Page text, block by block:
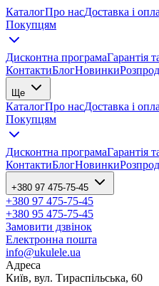
КаталогПро насДоставка і
Покупцям
Дисконтна програмаГарантія
КонтактиБлогНовинки
Ще
КаталогПро насДоставка і
Покупцям
Дисконтна програмаГарантія
КонтактиБлогНовинки
+380 97 475-75-45
+380 97 475-75-45
+380 95 475-75-45
Замовити дзвінок
Електронна пошта
info@ukulele.ua
Адреса
Київ, вул. Тираспільська, 60